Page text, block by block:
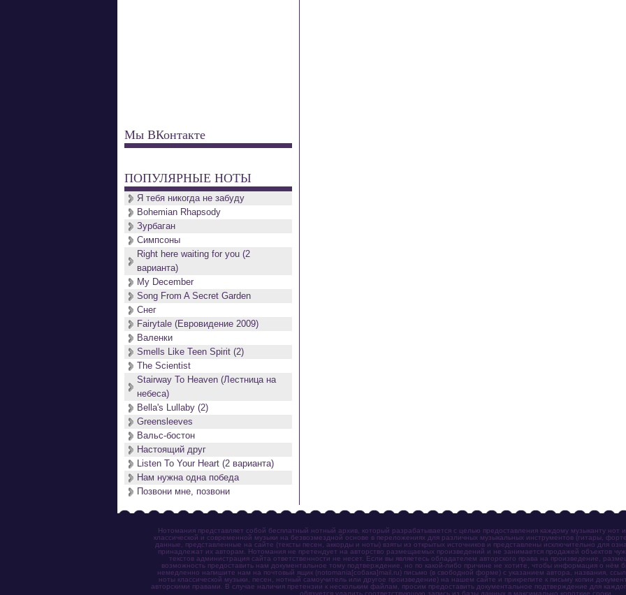
Мы ВКонтакте
ПОПУЛЯРНЫЕ НОТЫ
Я тебя никогда не забуду
Bohemian Rhapsody
Зурбаган
Симпсоны
Right here waiting for you (2
варианта)
My December
Song From A Secret Garden
Снег
Fairytale (Евровидение 2009)
Валенки
Smells Like Teen Spirit (2)
The Scientist
Stairway To Heaven (Лестница на
небеса)
Bella's Lullaby (2)
Greensleeves
Вальс-бостон
Настоящий друг
Listen To Your Heart (2 варианта)
Нам нужна одна победа
Позвони мне, позвони
Нотомания представляет собой бесплатный нотный архив, который разрабатывается с целью предоставления каждому музыканту нот
классической и современной музыки на безвозмездной основе в переложениях для различных музыкальных инструментов (гитары,
данные, представленные на сайте (тексты песен, аккорды и ноты) взяты из открытых источников и представлены исключительно для
принадлежат их авторам. Нотомания не претендует на авторство размещаемых произведений и не занимается продажей объектов
текстов администрация сайта ответственности не несет. Если вы являетесь обладателем авторского права на произведение,
возможность предоставить нам документальное тому подтверждение, но по какой-либо причине не хотите, чтобы информация о нём
немедленно напишите нам на почтовый ящик (notomania[собака]mail.ru) письмо (в свободной форме) с указанием автора, названия,
ноты классической музыки, песен, нотный самоучитель или другое произведение) на нашем сайте и прикрепите к письму копии
авторскими правами. В случае наличия претензии к нескольким файлам, просим предоставить документальное подтверждение для
обязуется удалить соответствующую запись из базы данных в максимально короткие сроки.